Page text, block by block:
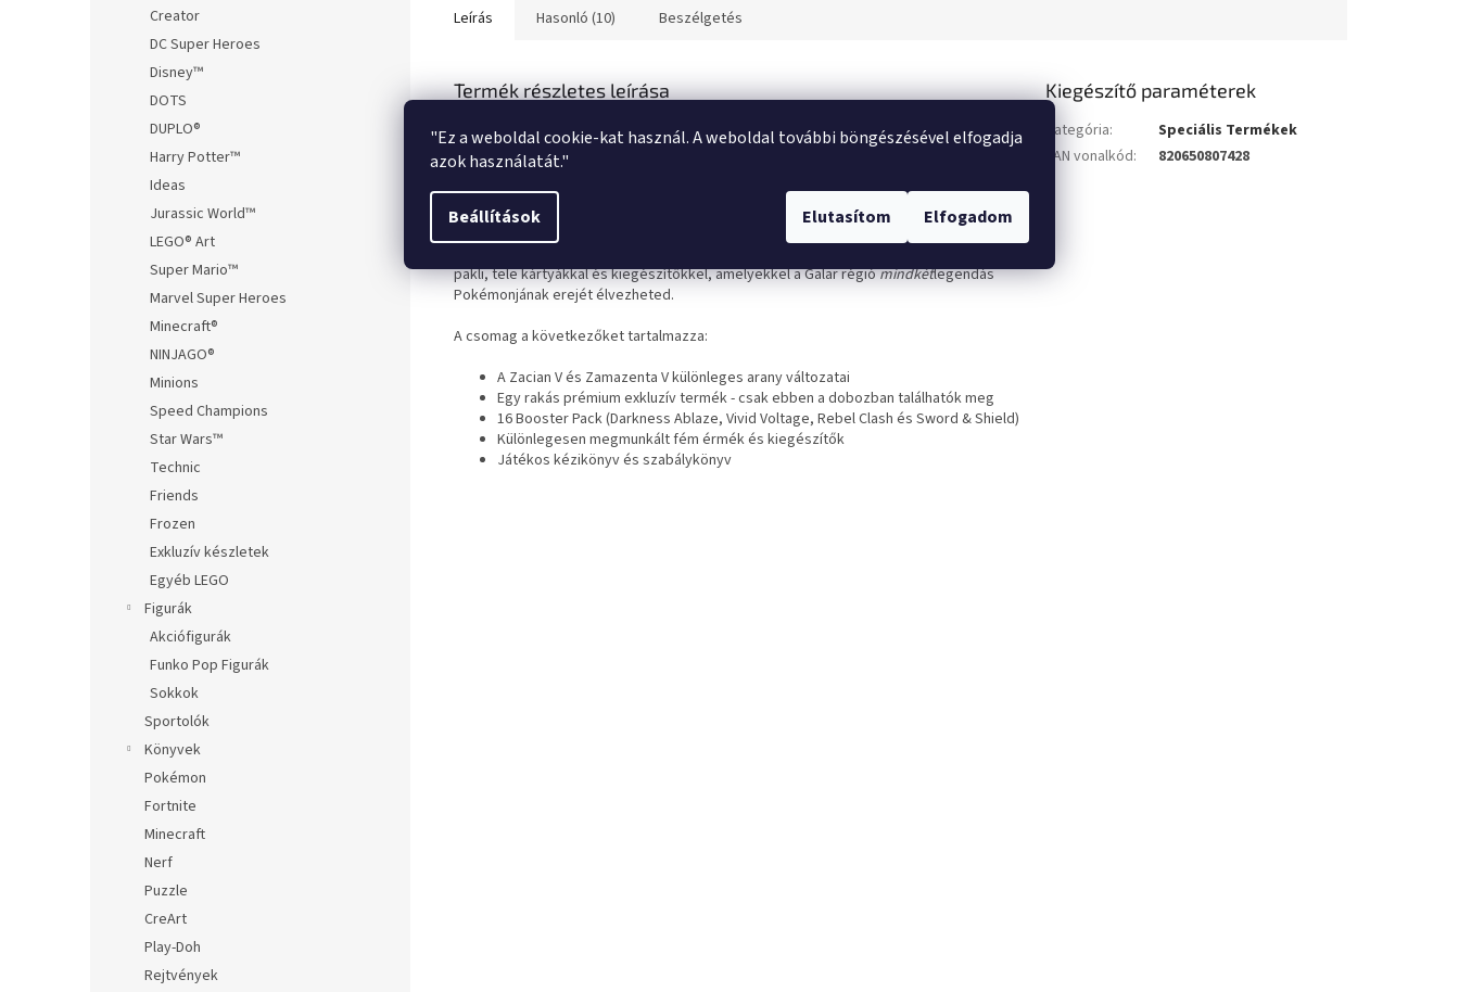
"Ez a weboldal cookie-kat használ. A weboldal további böngészésével elfogadja
azok használatát."
Beállítások Elutasítom Elfogadom
Creator
DC Super Heroes
Disney™
DOTS
DUPLO®
Harry Potter™
Ideas
Jurassic World™
LEGO® Art
Super Mario™
Marvel Super Heroes
Minecraft®
NINJAGO®
Minions
Speed Champions
Star Wars™
Technic
Friends
Frozen
Exkluzív készletek
Egyéb LEGO
Figurák
Akciófigurák
Funko Pop Figurák
Sokkok
Sportolók
Könyvek
Pokémon
Fortnite
Minecraft
Nerf
Puzzle
CreArt
Play-Doh
Rejtvények
csillag.
csillag.
Leírás Hasonló (10) Beszélgetés
Termék részletes leírása
Pokemon edzők vigyázz! Elhoztuk nektek a Zacian és Zamazenta rendkívül limitált Ultra-
Premium kollekcióját!
Szeretnéd egy megacsomaggal felturbózni a Pokémon kártyajáték gyűjteményedet?
Szeretne egy limitált szériás kollekciót indítani? Vagy a Sword & Shield készlet legjobb
Pokémon TCG:
pakli, tele kártyákkal és kiegészítőkkel, amelyekkel a Galar régiómindkétlegendás
Pokémonjának erejét élvezheted.
A csomag a következőket tartalmazza:
A Zacian V és Zamazenta V különleges arany változatai
Egy rakás prémium exkluzív termék - csak ebben a dobozban találhatók meg
16 Booster Pack (Darkness Ablaze, Vivid Voltage, Rebel Clash és Sword & Shield)
Különlegesen megmunkált fém érmék és kiegészítők
Játékos kézikönyv és szabálykönyv
Kiegészítő paraméterek
Kategória:
Speciális Termékek
EAN vonalkód: 820650807428